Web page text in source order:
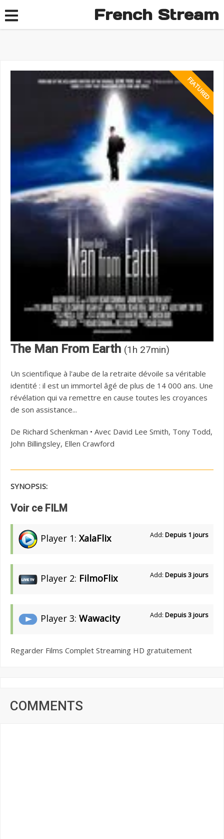
French Stream
The Man From Earth (1h 27min)
Un scientifique à l'aube de la retraite dévoile sa véritable
identité : il est un immortel âgé de plus de 14 000 ans. Une
révélation qui va remettre en cause toutes les croyances
de son assistance...
De Richard Schenkman • Avec David Lee Smith, Tony Todd,
John Billingsley, Ellen Crawford
SYNOPSIS:
Voir ce FILM
Player 1: XalaFlix Add: Depuis 1 jours
Player 2: FilmoFlix Add: Depuis 3 jours
Player 3: Wawacity Add: Depuis 3 jours
Regarder Films Complet Streaming HD gratuitement
COMMENTS